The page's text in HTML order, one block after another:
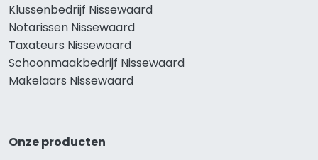
Klussenbedrijf Nissewaard
Notarissen Nissewaard
Taxateurs Nissewaard
Schoonmaakbedrijf Nissewaard
Makelaars Nissewaard
Onze producten